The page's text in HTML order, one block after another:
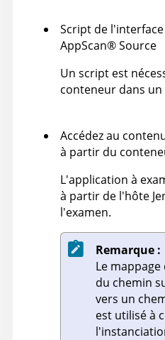
Script de
AppScan®Source
Un script est
conteneur dans un
Accédez au
à partir du
L'application à
à partir de l'hôte
l'examen.
Remarque :
Le
du chemin
vers un
est utilisé à